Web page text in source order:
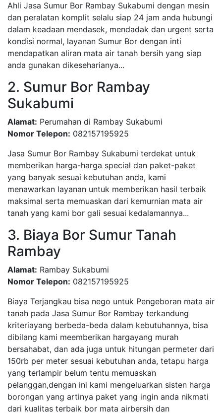
Ahli Jasa Sumur Bor Rambay Sukabumi dengan mesin
dan peralatan komplit selalu siap 24 jam anda hubungi
dalam keadaan mendasek, mendadak dan urgent serta
kondisi normal, layanan Sumur Bor dengan inti
mendapatkan aliran mata air tanah bersih yang siap
anda gunakan dikeseharianya...
2. Sumur Bor Rambay
Sukabumi
Alamat: Perumahan di Rambay Sukabumi
Nomor Telepon: 082157195925
Jasa Sumur Bor Rambay Sukabumi terdekat untuk
memberikan harga-harga special dan paket-paket
yang banyak sesuai kebutuhan anda, kami
menawarkan layanan untuk memberikan hasil terbaik
maksimal serta memuaskan dari kemurnian mata air
tanah yang kami bor gali sesuai kedalamannya...
3. Biaya Bor Sumur Tanah
Rambay
Alamat: Rambay Sukabumi
Nomor Telepon: 082157195925
Biaya Terjangkau bisa nego untuk Pengeboran mata air
tanah pada Jasa Sumur Bor Rambay terkandung
kriteriayang berbeda-beda dalam kebutuhannya, bisa
dibilang kami meemberikan hargayang murah
bersahabat, dan ada juga untuk hitungan permeter dari
150rb per meter sesuai kebutuhan anda, tetapu harga
yang terlampir belum tentu memuaskan
pelanggan,dengan ini kami mengeluarkan sisten harga
borongan yang artinya paket yang ingin anda nikmati
dari kualitas terbaik bor mata airbersih dan